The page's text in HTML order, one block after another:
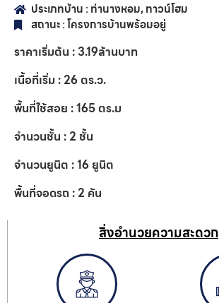
ประเภทบ้าน : ท่านางหอม,ทาวน์โฮม
สถานะ :โครงการบ้านพร้อมอยู่
ราคาเริ่มต้น :3.19ล้านบาท
เนื้อที่เริ่ม : 26 ตร.ว.
พื้นที่ใช้สอย :165 ตร.ม
จำนวนชั้น : 2 ชั้น
จำนวนยูนิต :16ยูนิต
พื้นที่จอดรถ : 2 คัน
สิ่งอำนวยความสะดวก